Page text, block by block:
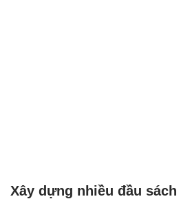
Xây dựng nhiều đầu